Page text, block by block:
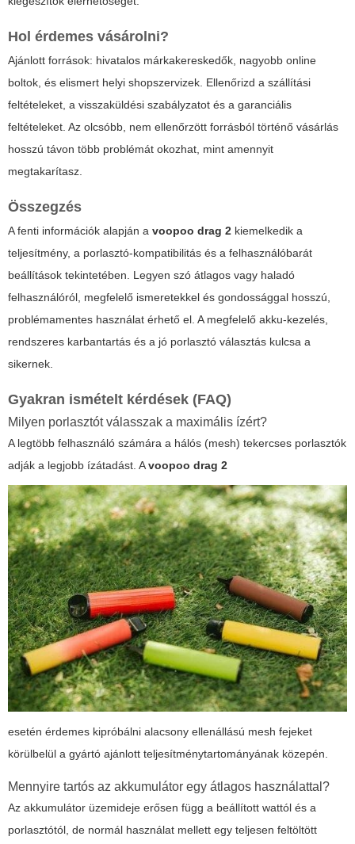
Hol érdemes vásárolni?
Ajánlott források: hivatalos márkakereskedők, nagyobb online
boltok, és elismert helyi shopszervizek. Ellenőrizd a szállítási
feltételeket, a visszaküldési szabályzatot és a garanciális
feltételeket. Az olcsóbb, nem ellenőrzött forrásból történő vásárlás
hosszú távon több problémát okozhat, mint amennyit
megtakarítasz.
Összegzés
A fenti információk alapján a voopoo drag 2 kiemelkedik a
teljesítmény, a porlasztó-kompatibilitás és a felhasználóbarát
beállítások tekintetében. Legyen szó átlagos vagy haladó
felhasználóról, megfelelő ismeretekkel és gondossággal hosszú,
problémamentes használat érhető el. A megfelelő akku-kezelés,
rendszeres karbantartás és a jó porlasztó választás kulcsa a
sikernek.
Gyakran ismételt kérdések (FAQ)
Milyen porlasztót válasszak a maximális ízért?
A legtöbb felhasználó számára a hálós (mesh) tekercses porlasztók
adják a legjobb ízátadást. Avoopoo drag 2
esetén érdemes kipróbálni alacsony ellenállású mesh fejeket
körülbelül a gyártó ajánlott teljesítménytartományának közepén.
Mennyire tartós az akkumulátor egy átlagos használattal?
Az akkumulátor üzemideje erősen függ a beállított wattól és a
porlasztótól, de normál használat mellett egy teljesen feltöltött